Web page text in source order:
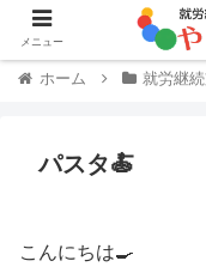
ホーム 就労継
パスタ🍝
こんにちは🍳
メニュー